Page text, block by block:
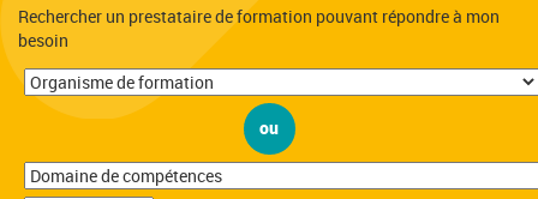
Rechercher un prestataire de formation pouvant répondre à mon
besoin
ou